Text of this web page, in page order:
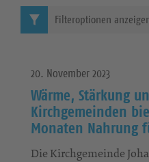
20. November 2023
Wärme, Stärkung
Kirchgemeinden
Monaten Nahrung
Die Kirchgemeinde
Filteroptionen